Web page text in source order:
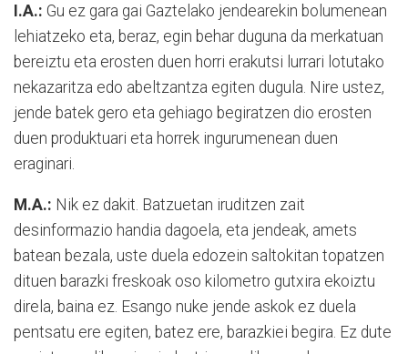
I.A.: Gu ez gara gai Gaztelako jendearekin bolumenean
lehiatzeko eta, beraz, egin behar duguna da merkatuan
bereiztu eta erosten duen horri erakutsi lurrari lotutako
nekazaritza edo abeltzantza egiten dugula. Nire ustez,
jende batek gero eta gehiago begiratzen dio erosten
duen produktuari eta horrek ingurumenean duen
eraginari.
M.A.: Nik ez dakit. Batzuetan iruditzen zait
desinformazio handia dagoela, eta jendeak, amets
batean bezala, uste duela edozein saltokitan topatzen
dituen barazki freskoak oso kilometro gutxira ekoiztu
direla, baina ez. Esango nuke jende askok ez duela
pentsatu ere egiten, batez ere, barazkiei begira. Ez dute